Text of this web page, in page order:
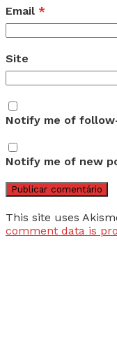
Email *
Site
Notify me of
Notify me of new
This site uses
comment data is